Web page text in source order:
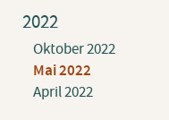
2022
Oktober 2022
Mai 2022
April 2022